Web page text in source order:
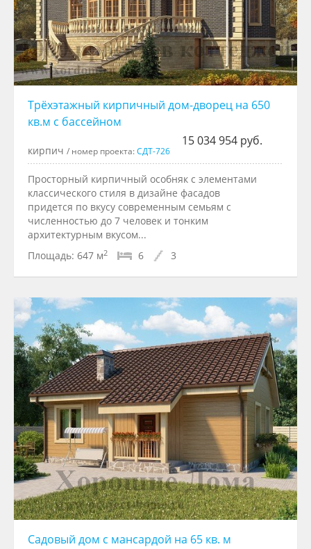
Трёхэтажный кирпичный дом-дворец на 650
кв.м с бассейном
15 034 954 руб.
кирпич / номер проекта:СДТ-726
Просторный кирпичный особняк с элементами
классического стиля в дизайне фасадов
придется по вкусу современным семьям с
численностью до 7 человек и тонким
архитектурным вкусом...
Площадь: 647 м2 6 3
Садовый дом с мансардой на 65 кв. м